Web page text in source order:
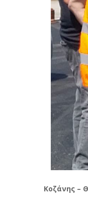
Κοζάνης –